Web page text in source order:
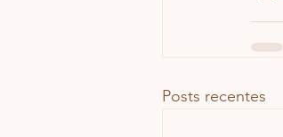
Posts recentes